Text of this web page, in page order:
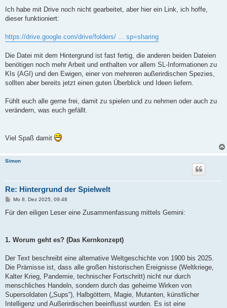
Ich habe mit Drive noch nicht gearbeitet, aber hier ein Link, ich hoffe,
dieser funktioniert:
https://drive.google.com/drive/folders/ ... sp=sharing
Die Datei mit dem Hintergrund ist fast fertig, die anderen beiden Dateien
benötigen noch mehr Arbeit und enthalten vor allem SL-Informationen zu
KIs (AGI) und den Ewigen, einer von mehreren außerirdischen Spezies,
sollten aber bereits jetzt einen guten Überblick und Ideen liefern.
Fühlt euch alle gerne frei, damit zu spielen und zu nehmen oder auch zu
verändern, was euch gefällt.
Viel Spaß damit
Simon
Re: Hintergrund der Spielwelt
B
i
Mo 8. Dez 2025, 09:48
Für den eiligen Leser eine Zusammenfassung mittels Gemini:
1. Worum geht es? (Das Kernkonzept)
Der Text beschreibt eine alternative Weltgeschichte von 1900 bis 2025.
Die Prämisse ist, dass alle großen historischen Ereignisse (Weltkriege,
Kalter Krieg, Pandemie, technischer Fortschritt) nicht nur durch
menschliches Handeln, sondern durch das geheime Wirken von
Supersoldaten („Sups“), Halbgöttern, Magie, Mutanten, künstlicher
Intelligenz und Außerirdischen beeinflusst wurden. Es ist eine